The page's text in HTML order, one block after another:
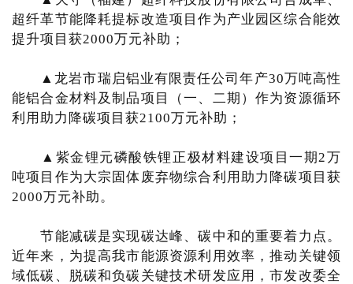
超纤革节能降耗提标改造项目作为产业园区综合能效
提升项目获2000万元补助；
▲龙岩市瑞启铝业有限责任公司年产30万吨高性
能铝合金材料及制品项目（一、二期）作为资源循环
利用助力降碳项目获2100万元补助；
▲紫金锂元磷酸铁锂正极材料建设项目一期2万
吨项目作为大宗固体废弃物综合利用助力降碳项目获
2000万元补助。
节能减碳是实现碳达峰、碳中和的重要着力点。
近年来，为提高我市能源资源利用效率，推动关键领
域低碳、脱碳和负碳关键技术研发应用，市发改委全